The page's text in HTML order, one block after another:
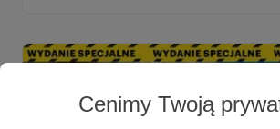
Cenimy Twoją